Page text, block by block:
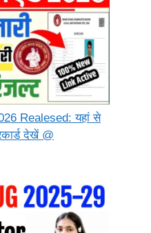
Realesed: यहां से
देखें @